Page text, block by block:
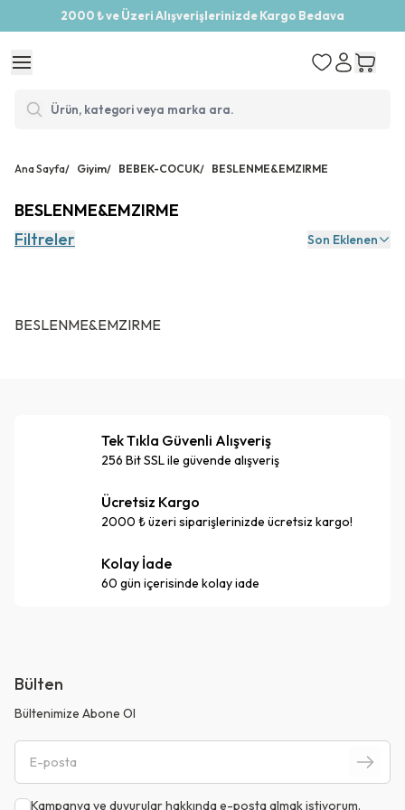
2000 ₺ ve Üzeri Alışverişlerinizde Kargo Bedava
Ana Sayfa/ Giyim/ BEBEK-COCUK/ BESLENME&EMZIRME
BESLENME&EMZIRME
Filtreler
Son Eklenen
BESLENME&EMZIRME
Tek Tıkla Güvenli Alışveriş
256 Bit SSL ile güvende alışveriş
Ücretsiz Kargo
2000 ₺ üzeri siparişlerinizde ücretsiz kargo!
Kolay İade
60 gün içerisinde kolay iade
Bülten
Bültenimize Abone Ol
Kampanya ve duyurular hakkında e-posta almak istiyorum.